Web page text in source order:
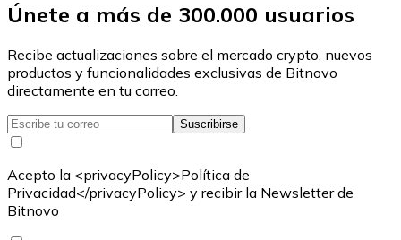
Únete a más de 300.000 usuarios
Recibe actualizaciones sobre el mercado crypto, nuevos
productos y funcionalidades exclusivas de Bitnovo
directamente en tu correo.
Suscribirse
Acepto la <privacyPolicy>Política de
Privacidad</privacyPolicy> y recibir la Newsletter de
Bitnovo